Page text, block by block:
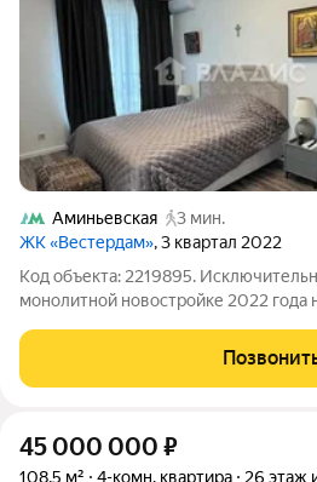
Аминьевская
3 мин.
ЖК «Вестердам», 3 квартал 2022
Код объекта: 2219895.
монолитной новостройке 2022
современные удобства. Просторная
квартира площадью 112 кв. м на 14-м
45 000 000 ₽
108,5 м² 4-комн. квартира 26 этаж